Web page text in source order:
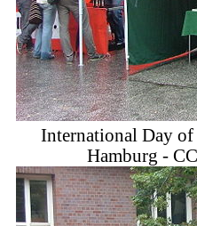
International Day
Hamburg -